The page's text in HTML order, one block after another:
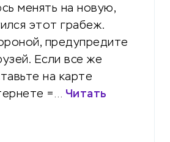
менять на новую,
этот грабеж.
предупредите
Если все же
на карте
=… Читать